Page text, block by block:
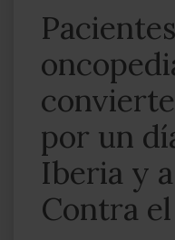
Pacientes
por un
Iberia y
Contra